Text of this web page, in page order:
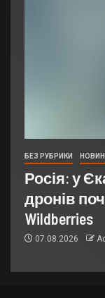
БЕЗ РУБРИКИ
Росія: у
дронів
Wildberries
07.08.2026